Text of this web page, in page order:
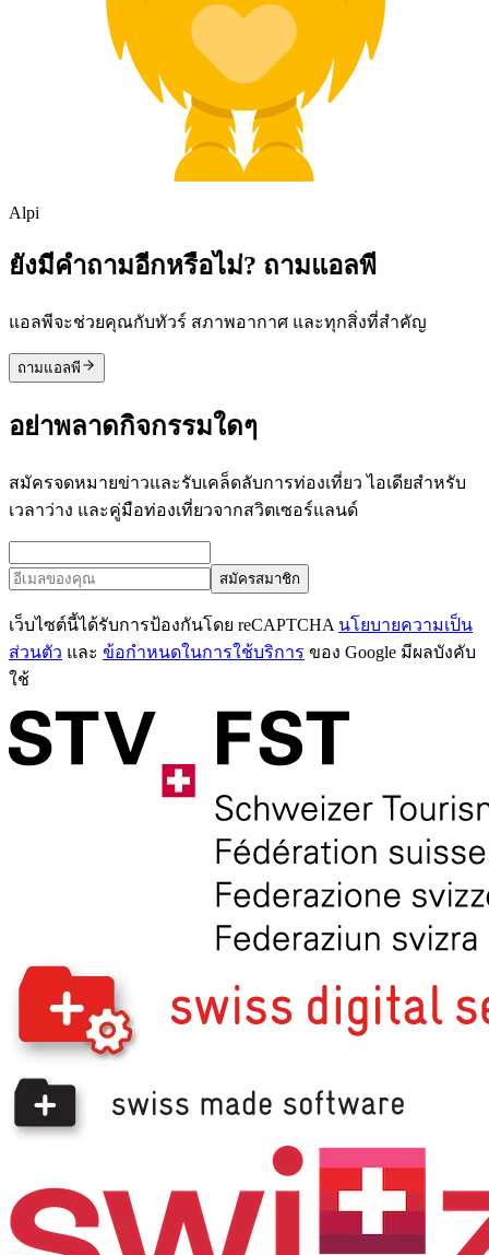
Alpi
ยังมีคำถามอีกหรือไม่? ถามแอลพี
แอลพีจะช่วยคุณกับทัวร์ สภาพอากาศ และทุกสิ่งที่สำคัญ
ถามแอลพี
อย่าพลาดกิจกรรมใดๆ
สมัครจดหมายข่าวและรับเคล็ดลับการท่องเที่ยว ไอเดียสำหรับ
เวลาว่าง และคู่มือท่องเที่ยวจากสวิตเซอร์แลนด์
สมัครสมาชิก
เว็บไซต์นี้ได้รับการป้องกันโดย reCAPTCHA นโยบายความเป็น
ส่วนตัว และ ข้อกำหนดในการใช้บริการ ของ Google มีผลบังคับ
ใช้